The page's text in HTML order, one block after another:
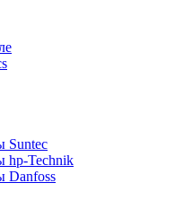
Suntec
hp-Technik
Danfoss